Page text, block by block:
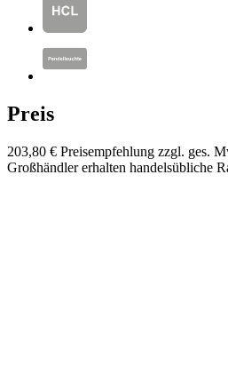
Preis
203,80 € Preisempfehlung zzgl. ges.
Großhändler erhalten handelsübliche